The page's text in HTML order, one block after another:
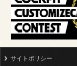
サイトポリシー